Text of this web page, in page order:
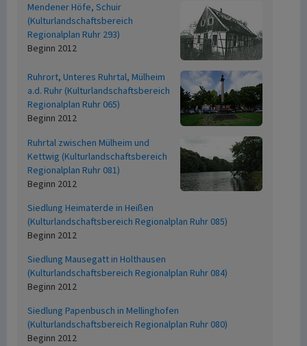
Mendener Höfe, Schuir
(Kulturlandschaftsbereich
Regionalplan Ruhr 293)
Beginn 2012
Ruhrort, Unteres Ruhrtal, Mülheim
a.d. Ruhr (Kulturlandschaftsbereich
Regionalplan Ruhr 065)
Beginn 2012
Ruhrtal zwischen Mülheim und
Kettwig (Kulturlandschaftsbereich
Regionalplan Ruhr 081)
Beginn 2012
Siedlung Heimaterde in Heißen
(Kulturlandschaftsbereich Regionalplan Ruhr 085)
Beginn 2012
Siedlung Mausegatt in Holthausen
(Kulturlandschaftsbereich Regionalplan Ruhr 084)
Beginn 2012
Siedlung Papenbusch in Mellinghofen
(Kulturlandschaftsbereich Regionalplan Ruhr 080)
Beginn 2012